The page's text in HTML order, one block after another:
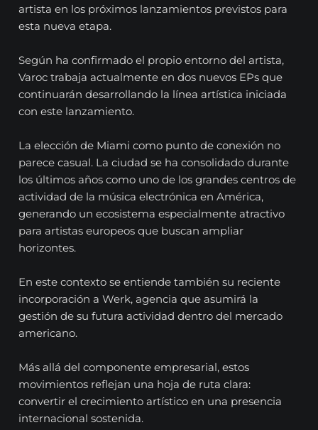
artista en los próximos lanzamientos previstos para
esta nueva etapa.
Según ha confirmado el propio entorno del artista,
Varoc trabaja actualmente en dos nuevos EPs que
continuarán desarrollando la línea artística iniciada
con este lanzamiento.
La elección de Miami como punto de conexión no
parece casual. La ciudad se ha consolidado durante
los últimos años como uno de los grandes centros de
actividad de la música electrónica en América,
generando un ecosistema especialmente atractivo
para artistas europeos que buscan ampliar
horizontes.
En este contexto se entiende también su reciente
incorporación a Werk, agencia que asumirá la
gestión de su futura actividad dentro del mercado
americano.
Más allá del componente empresarial, estos
movimientos reflejan una hoja de ruta clara:
convertir el crecimiento artístico en una presencia
internacional sostenida.